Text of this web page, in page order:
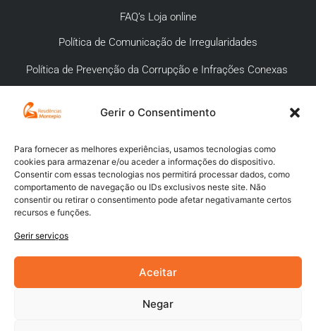
Gerir o Consentimento
Para fornecer as melhores experiências, usamos tecnologias como
cookies para armazenar e/ou aceder a informações do dispositivo.
Consentir com essas tecnologias nos permitirá processar dados, como
comportamento de navegação ou IDs exclusivos neste site. Não
consentir ou retirar o consentimento pode afetar negativamante certos
recursos e funções.
Gerir serviços
Aceitar
Negar
FAQ’s Loja online
Política de Comunicação de Irregularidades
Política de Prevenção da Corrupção e Infrações Conexas
APOIO AO CLIENTE
Meios de pagamento
Compra segura
Campanhas promocionais